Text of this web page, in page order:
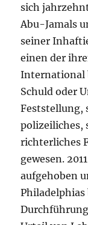
sich
Abu-Jamals
seiner
einen der
International
Schuld oder
Feststellung,
polizeiliches,
richterliches
gewesen.
aufgehoben
Philadelphias